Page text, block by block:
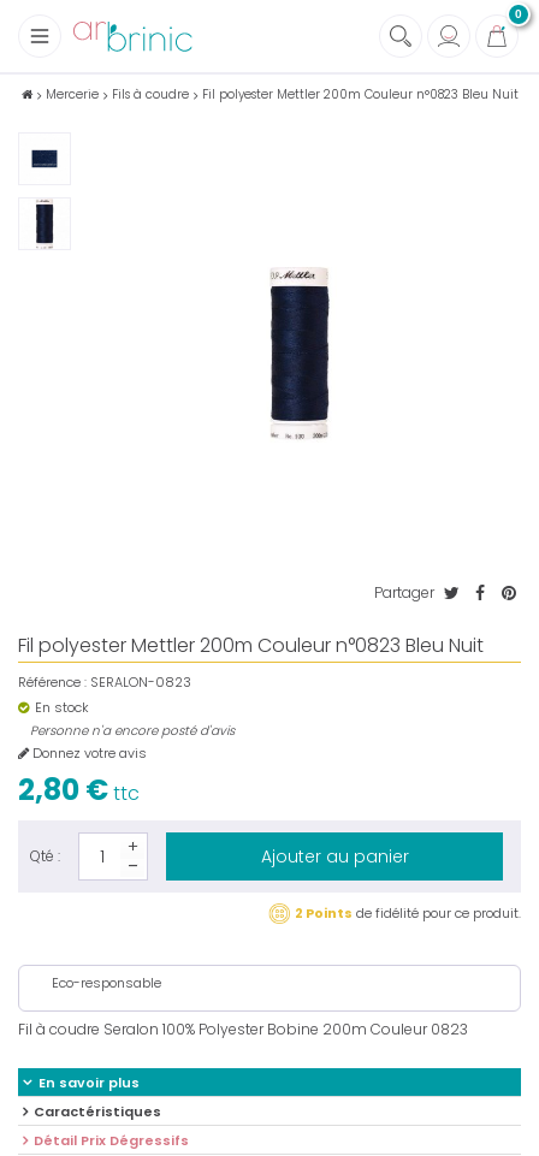
0
+
Tissus
Soins et Santé au naturel
Maison écologique
Lectures
Mercerie Fils à coudre Fil polyester Mettler 200m Couleur n°0823 Bleu Nuit
Partager
Fil polyester Mettler 200m Couleur n°0823 Bleu Nuit
Référence : SERALON-0823
En stock
Personne n'a encore posté d'avis
Donnez votre avis
2,80 €ttc
Qté : Ajouter au panier
2 Points de fidélité pour ce produit.
Eco-responsable
Fil à coudre Seralon 100% Polyester Bobine 200m Couleur 0823
En savoir plus
Caractéristiques
Détail Prix Dégressifs